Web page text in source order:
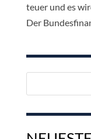
teuer und es
Der